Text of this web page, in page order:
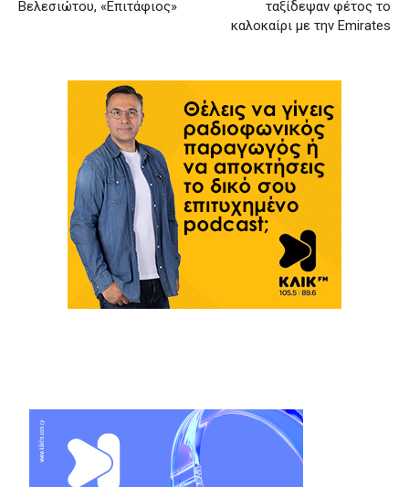
Βελεσιώτου, «Επιτάφιος»
ταξίδεψαν φέτος το
καλοκαίρι με την Emirates